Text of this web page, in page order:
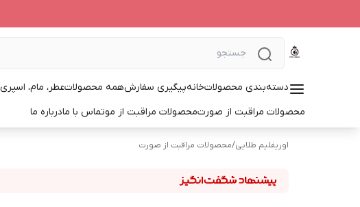
دسته‌بندی محصولاتخانهپیگیری سفارشهمه محصولاتعطر، مام، اسپری
محصولات مراقبت از صورتمحصولات مراقبت از موتماس با مادرباره ما
اوریفلیم طلایی/محصولات مراقبت از صورت